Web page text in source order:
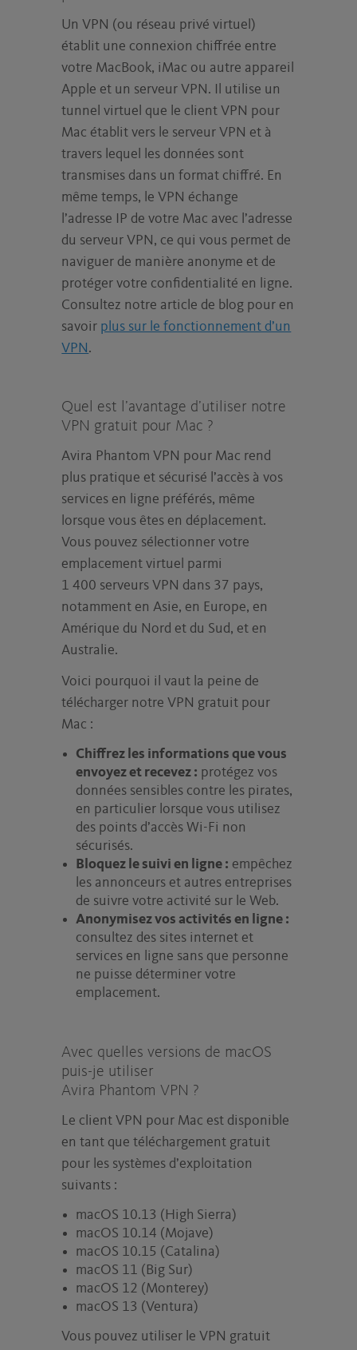
Un VPN (ou réseau privé virtuel)
établit une connexion chiffrée entre
votre MacBook, iMac ou autre appareil
Apple et un serveur VPN. Il utilise un
tunnel virtuel que le client VPN pour
Mac établit vers le serveur VPN et à
travers lequel les données sont
transmises dans un format chiffré. En
même temps, le VPN échange
l’adresse IP de votre Mac avec l’adresse
du serveur VPN, ce qui vous permet de
naviguer de manière anonyme et de
protéger votre confidentialité en ligne.
Consultez notre article de blog pour en
savoir plus sur le fonctionnement d’un
VPN .
Quel est l’avantage d’utiliser notre
VPN gratuit pour Mac ?
Avira Phantom VPN pour Mac rend
plus pratique et sécurisé l’accès à vos
services en ligne préférés, même
lorsque vous êtes en déplacement.
Vous pouvez sélectionner votre
emplacement virtuel parmi
1 400 serveurs VPN dans 37 pays,
notamment en Asie, en Europe, en
Amérique du Nord et du Sud, et en
Australie.
Voici pourquoi il vaut la peine de
télécharger notre VPN gratuit pour
Mac :
Chiffrez les informations que vous
envoyez et recevez : protégez vos
données sensibles contre les pirates,
en particulier lorsque vous utilisez
des points d’accès Wi-Fi non
sécurisés.
Bloquez le suivi en ligne : empêchez
les annonceurs et autres entreprises
de suivre votre activité sur le Web.
Anonymisez vos activités en ligne :
consultez des sites internet et
services en ligne sans que personne
ne puisse déterminer votre
emplacement.
Avec quelles versions de macOS
puis-je utiliser
Avira Phantom VPN ?
Le client VPN pour Mac est disponible
en tant que téléchargement gratuit
pour les systèmes d’exploitation
suivants :
macOS 10.13 (High Sierra)
macOS 10.14 (Mojave)
macOS 10.15 (Catalina)
macOS 11 (Big Sur)
macOS 12 (Monterey)
macOS 13 (Ventura)
Vous pouvez utiliser le VPN gratuit